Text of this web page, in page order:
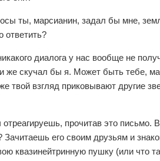
ты, марсианин, задал бы мне,
ответить?
диалога у нас вообще не
же скучал бы я. Может быть тебе,
твой взгляд приковывают другие
прочитав это
Зачитаешь его своим друзьям и
квазинейтринную пушку (или что